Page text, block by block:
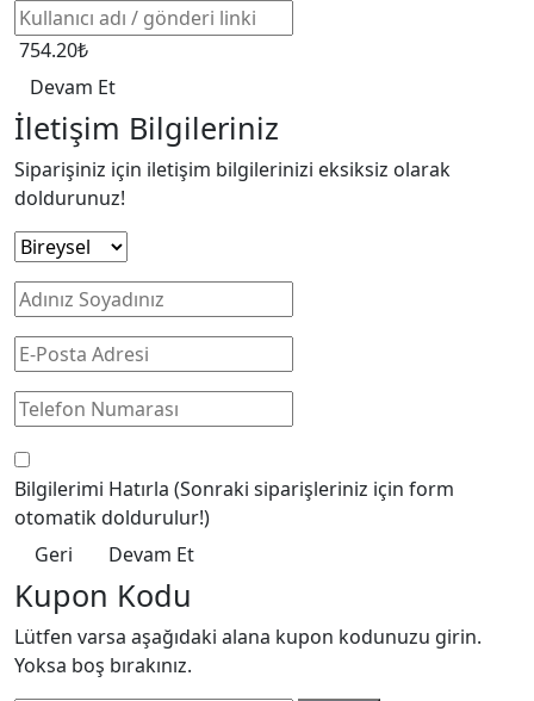
754.20₺
Devam Et
İletişim Bilgileriniz
Siparişiniz için iletişim bilgilerinizi eksiksiz olarak
doldurunuz!
Bilgilerimi Hatırla (Sonraki siparişleriniz için form
otomatik doldurulur!)
Geri
Devam Et
Kupon Kodu
Lütfen varsa aşağıdaki alana kupon kodunuzu girin.
Yoksa boş bırakınız.